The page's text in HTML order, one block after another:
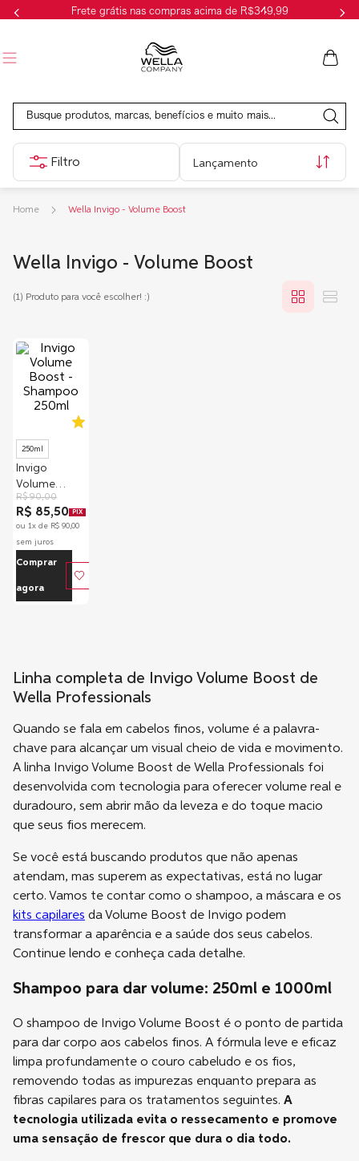
Frete grátis nas compras acima de R$349,99
Busque produtos, marcas, benefícios e muito mais...
Lançamento
Wella Invigo - Volume Boost
Wella Invigo - Volume Boost
(1) Produto para você escolher! :)
250ml
Invigo
Volume
Boost -
Shampoo
R$ 90,00
R$ 85,50 PIX
ou 1x de R$ 90,00
sem juros
Comprar
agora
Linha completa de Invigo Volume Boost de
Wella Professionals
Quando se fala em cabelos finos, volume é a palavra-
chave para alcançar um visual cheio de vida e movimento.
A linha Invigo Volume Boost de Wella Professionals foi
desenvolvida com tecnologia para oferecer volume real e
duradouro, sem abrir mão da leveza e do toque macio
que seus fios merecem.
Se você está buscando produtos que não apenas
atendam, mas superem as expectativas, está no lugar
certo. Vamos te contar como o shampoo, a máscara e os
kits capilares da Volume Boost de Invigo podem
transformar a aparência e a saúde dos seus cabelos.
Continue lendo e conheça cada detalhe.
Shampoo para dar volume: 250ml e 1000ml
O shampoo de Invigo Volume Boost é o ponto de partida
para dar corpo aos cabelos finos. A fórmula leve e eficaz
limpa profundamente o couro cabeludo e os fios,
removendo todas as impurezas enquanto prepara as
fibras capilares para os tratamentos seguintes. A
tecnologia utilizada evita o ressecamento e promove
uma sensação de frescor que dura o dia todo.